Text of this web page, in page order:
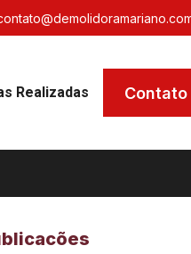
Realizadas Contato